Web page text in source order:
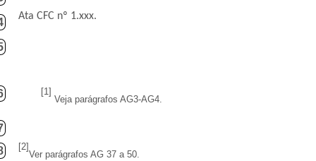
Ata CFC nº 1.xxx.
[1]
Veja parágrafos AG3-AG4.
[2]
Ver parágrafos AG 37 a 50.